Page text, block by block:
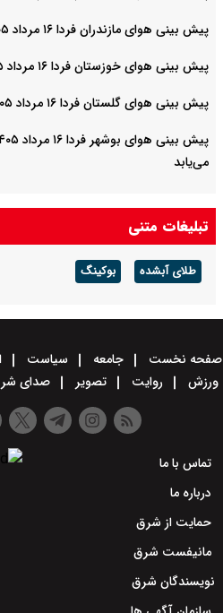
پیش بینی هوای مازندران فردا ۱۶ مرداد ۱۴۰۵/ دریا از امشب مواج می‌شود
پیش بینی هوای خوزستان فردا ۱۶ مرداد ۱۴۰۵/ هوای گرم ماندگار است
پیش بینی هوای گلستان فردا ۱۶ مرداد ۱۴۰۵/ وزش باد و رگبار پراکنده
می‌یابد
تبلیغات متنی
طلای آبشده بوکینگ
صفحه نخست جامعه سیاست
ورزش
روایت تصویر صدای
تماس با ما
درباره ما
حمایت از شرق
مانیفست شرق
نویسندگان شرق